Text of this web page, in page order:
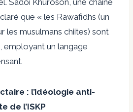
que « les Rawafidhs (un
les musulmans chiites) sont
employant un langage
: l’idéologie anti-
de l’ISKP